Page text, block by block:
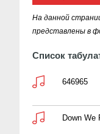
На данной
представлены в
Список
646965
Down We